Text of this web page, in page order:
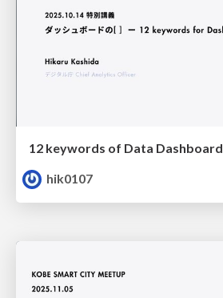
12 keywords of Data Dashboard
hik0107